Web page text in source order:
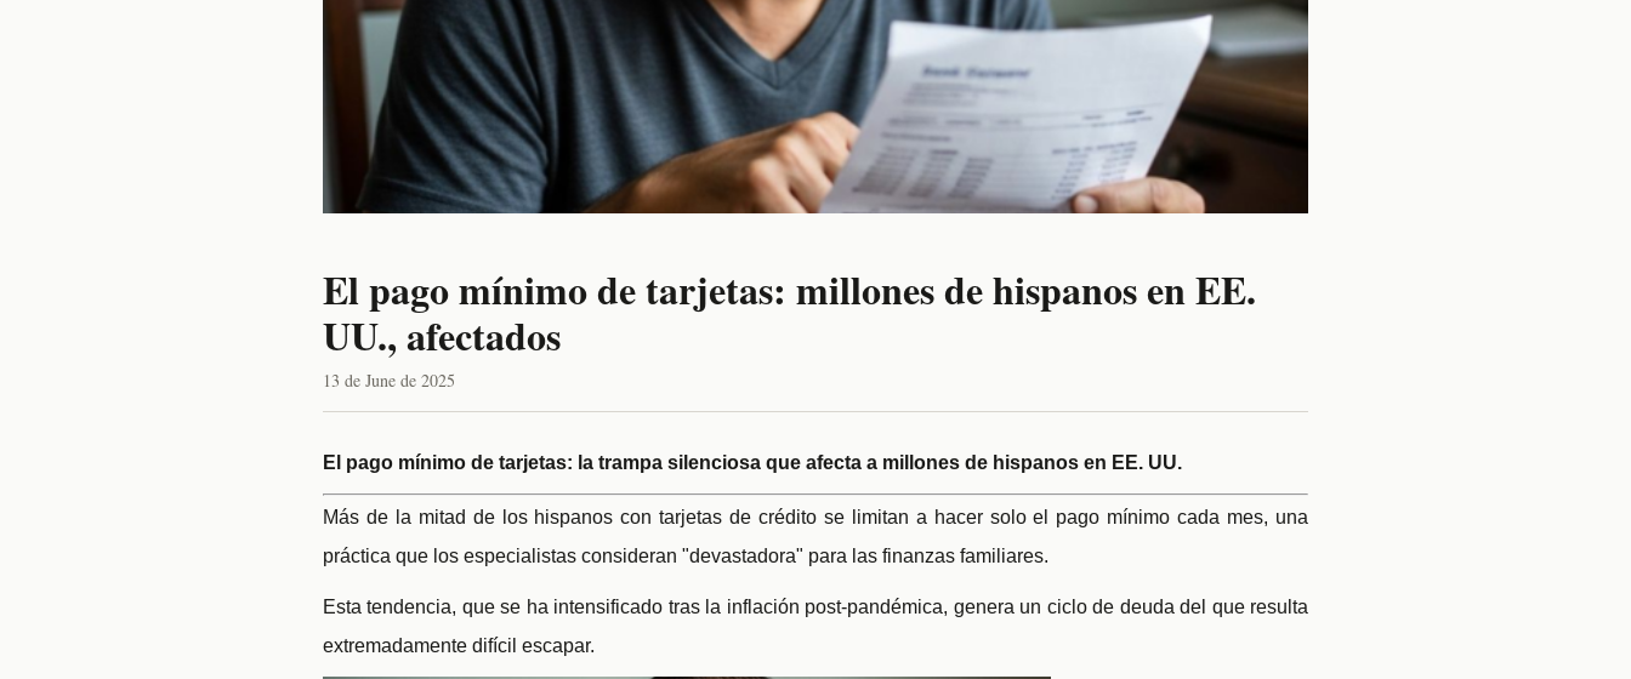
El pago mínimo de tarjetas: millones de hispanos en EE.
UU., afectados
13 de June de 2025
El pago mínimo de tarjetas: la trampa silenciosa que afecta a millones de hispanos en EE. UU.
Más de la mitad de los hispanos con tarjetas de crédito se limitan a hacer solo el pago mínimo cada mes, una
práctica que los especialistas consideran "devastadora" para las finanzas familiares.
Esta tendencia, que se ha intensificado tras la inflación post-pandémica, genera un ciclo de deuda del que resulta
extremadamente difícil escapar.